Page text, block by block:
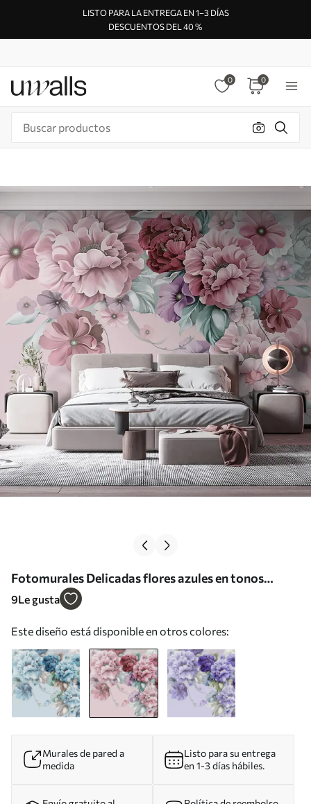
LISTO PARA LA ENTREGA EN 1–3 DÍAS
DESCUENTOS DEL 40 %
0 0
Fotomurales Delicadas flores azules en tonos
rosados Nr. u59900v1
9Le gusta
Este diseño está disponible en otros colores:
Murales de pared a
medida
Listo para su entrega
en 1-3 días hábiles.